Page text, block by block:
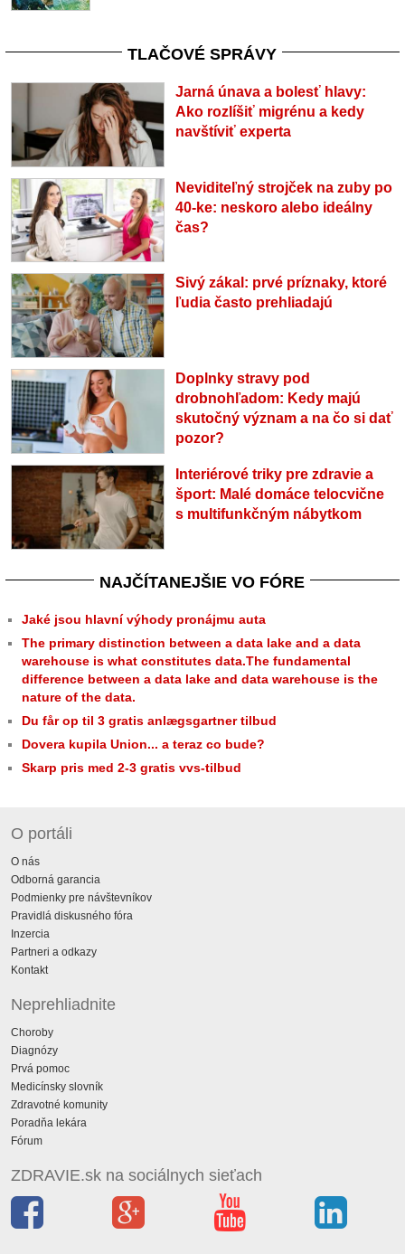
TLAČOVÉ SPRÁVY
Jarná únava a bolesť hlavy:
Ako rozlíšiť migrénu a kedy
navštíviť experta
Neviditeľný strojček na zuby po
40-ke: neskoro alebo ideálny
čas?
Sivý zákal: prvé príznaky, ktoré
ľudia často prehliadajú
Doplnky stravy pod
drobnohľadom: Kedy majú
skutočný význam a na čo si dať
pozor?
Interiérové triky pre zdravie a
šport: Malé domáce telocvične
s multifunkčným nábytkom
NAJČÍTANEJŠIE VO FÓRE
Jaké jsou hlavní výhody pronájmu auta
The primary distinction between a data lake and a data
warehouse is what constitutes data.The fundamental
difference between a data lake and data warehouse is the
nature of the data.
Du får op til 3 gratis anlægsgartner tilbud
Dovera kupila Union... a teraz co bude?
Skarp pris med 2-3 gratis vvs-tilbud
O portáli
O nás
Odborná garancia
Podmienky pre návštevníkov
Pravidlá diskusného fóra
Inzercia
Partneri a odkazy
Kontakt
Neprehliadnite
Choroby
Diagnózy
Prvá pomoc
Medicínsky slovník
Zdravotné komunity
Poradňa lekára
Fórum
ZDRAVIE.sk na sociálnych sieťach